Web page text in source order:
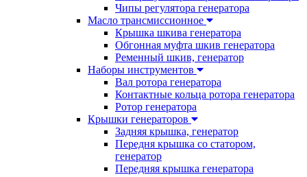
Чипы регулятора генератора
Масло трансмиссионное
Крышка шкива генератора
Обгонная муфта шкив генератора
Ременный шкив, генератор
Наборы инструментов
Вал ротора генератора
Контактные кольца ротора генератора
Ротор генератора
Крышки генераторов
Задняя крышка, генератор
Передня крышка со статором,
генератор
Передняя крышка генератора